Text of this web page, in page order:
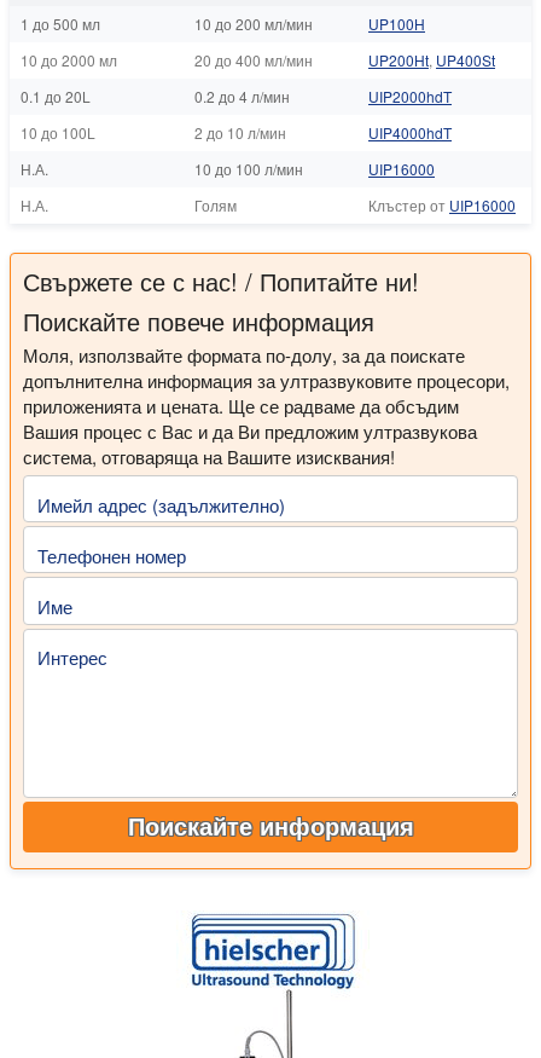
1 до 500 мл 10 до 200 мл/мин
UP100H
10 до 2000 мл
20 до 400 мл/мин UP200Ht, UP400St
0.1 до 20L
0.2 до 4 л/мин
UIP2000hdT
10 до 100L
2 до 10 л/мин
UIP4000hdT
Н.А.
10 до 100 л/мин
UIP16000
Н.А.
Голям Клъстер от UIP16000
Свържете се с нас! / Попитайте ни!
Поискайте повече информация
Моля, използвайте формата по-долу, за да поискате
допълнителна информация за ултразвуковите процесори,
приложенията и цената. Ще се радваме да обсъдим
Вашия процес с Вас и да Ви предложим ултразвукова
система, отговаряща на Вашите изисквания!
Имейл адрес (задължително)
Телефонен номер
Име
Интерес
Поискайте информация